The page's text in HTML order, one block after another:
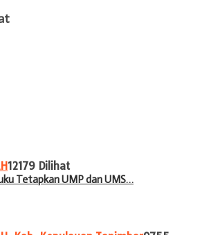
12179 Dilihat
Tetapkan UMP dan UMS…